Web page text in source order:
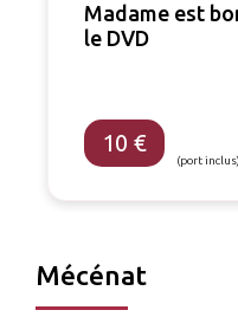
Madame est
le DVD
10 €
(port inclus)
Mécénat